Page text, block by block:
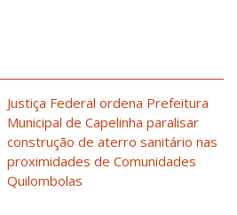
Justiça Federal ordena Prefeitura
Municipal de Capelinha paralisar
construção de aterro sanitário nas
proximidades de Comunidades
Quilombolas